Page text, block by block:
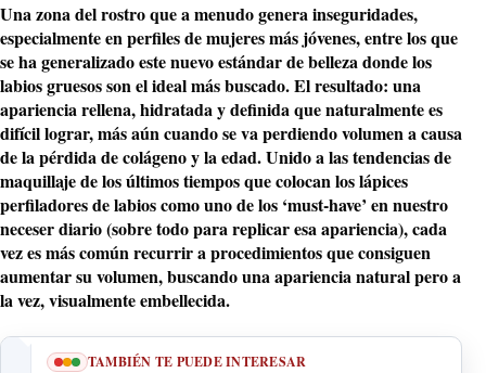
Una zona del rostro que a menudo genera inseguridades,
especialmente en perfiles de mujeres más jóvenes, entre los que
se ha generalizado estenuevo estándar de belleza donde los
labios gruesos son el ideal más buscado. El resultado: una
apariencia rellena, hidratada y definida que naturalmente es
difícil lograr, más aún cuando se va perdiendo volumen a causa
de la pérdida de colágeno y la edad. Unido a las tendencias de
maquillaje de los últimos tiempos que colocan los lápices
perfiladores de labios como uno de los ‘must-have’ en nuestro
neceser diario (sobre todo para replicar esa apariencia), cada
vez es más común recurrir aprocedimientos que consiguen
aumentar su volumen, buscando una apariencia natural pero a
la vez, visualmente embellecida.
TAMBIÉN TE PUEDE INTERESAR